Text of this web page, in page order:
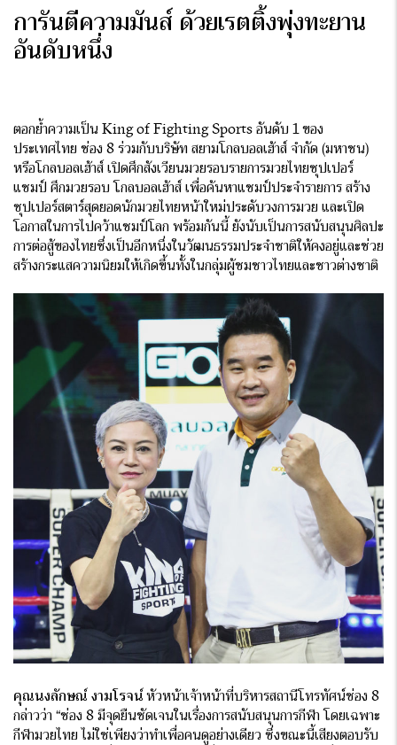
การันตีความมันส์ ด้วยเรตติ้งพุ่งทะยาน
อันดับหนึ่ง
ตอกย้ำความเป็น King of Fighting Sports อันดับ 1 ของ
ประเทศไทย ช่อง 8 ร่วมกับบริษัท สยามโกลบอลเฮ้าส์ จํากัด (มหาชน)
หรือโกลบอลเฮ้าส์ เปิดศึกสังเวียนมวยรอบรายการมวยไทยซุปเปอร์
แชมป์ ศึกมวยรอบ โกลบอลเฮ้าส์ เพื่อค้นหาแชมป์ประจำรายการ สร้าง
ซุปเปอร์สตาร์สุดยอดนักมวยไทยหน้าใหม่ประดับวงการมวย และเปิด
โอกาสในการไปคว้าแชมป์โลก พร้อมกันนี้ ยังนับเป็นการสนับสนุนศิลปะ
การต่อสู้ของไทยซึ่งเป็นอีกหนึ่งในวัฒนธรรมประจำชาติให้คงอยู่และช่วย
สร้างกระแสความนิยมให้เกิดขึ้นทั้งในกลุ่มผู้ชมชาวไทยและชาวต่างชาติ
คุณนงลักษณ์ งามโรจน์ หัวหน้าเจ้าหน้าที่บริหารสถานีโทรทัศน์ช่อง 8
กล่าวว่า “ช่อง 8 มีจุดยืนชัดเจนในเรื่องการสนับสนุนการกีฬา โดยเฉพาะ
กีฬามวยไทย ไม่ใช่เพียงว่าทำเพื่อคนดูอย่างเดียว ซึ่งขณะนี้เสียงตอบรับ